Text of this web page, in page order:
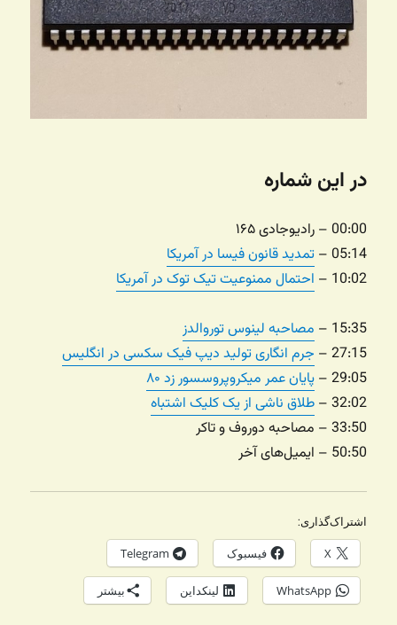
در این شماره
00:00 – رادیوجادی ۱۶۵
05:14 –
تمدید قانون فیسا در آمریکا
10:02 –
احتمال ممنوعیت تیک توک در آمریکا
15:35 –
مصاحبه لینوس توروالدز
27:15 –
جرم انگاری تولید دیپ فیک سکسی در انگلیس
29:05 –
پایان عمر میکروپروسسور زد ۸۰
32:02 –
طلاق ناشی از یک کلیک اشتباه
33:50 – مصاحبه دوروف و تاکر
50:50 – ایمیل‌های آخر
اشتراک‌گذاری:
X فیسبوک Telegram
WhatsApp لینکداین بیشتر